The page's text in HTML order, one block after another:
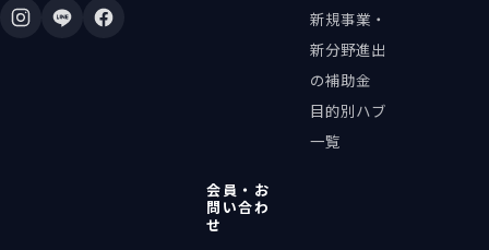
新規事業・
新分野進出
の補助金
目的別ハブ
一覧
会員・お
問い合わ
せ